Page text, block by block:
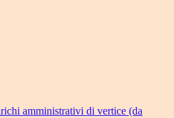
amministrativi di vertice (da